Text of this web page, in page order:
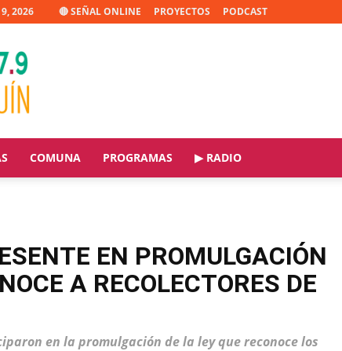
2026 🔴 SEÑAL ONLINE PROYECTOS PODCAST
COMUNA PROGRAMAS ▶ RADIO
EN PROMULGACIÓN
A RECOLECTORES DE
en la promulgación de la ley que reconoce los